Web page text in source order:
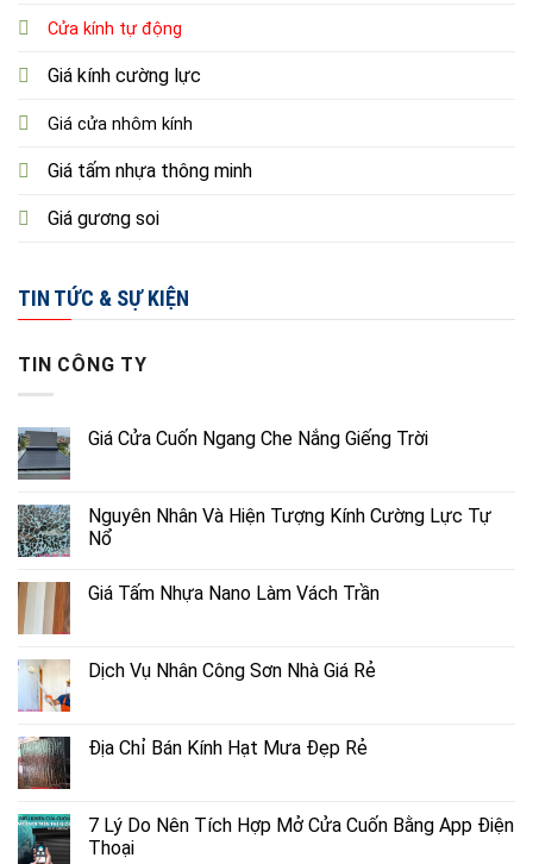
Cửa kính tự động
Giá kính cường lực
Giá cửa nhôm kính
Giá tấm nhựa thông minh
Giá gương soi
TIN TỨC & SỰ KIỆN
TIN CÔNG TY
Giá Cửa Cuốn Ngang Che Nắng Giếng Trời
Nguyên Nhân Và Hiện Tượng Kính Cường Lực Tự
Nổ
Giá Tấm Nhựa Nano Làm Vách Trần
Dịch Vụ Nhân Công Sơn Nhà Giá Rẻ
Địa Chỉ Bán Kính Hạt Mưa Đẹp Rẻ
7 Lý Do Nên Tích Hợp Mở Cửa Cuốn Bằng App Điện
Thoại